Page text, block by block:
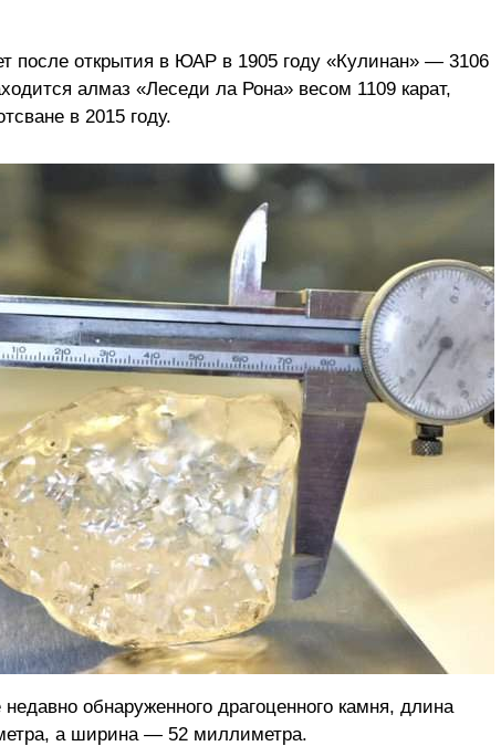
после открытия в ЮАР в 1905 году «Кулинан» — 3106
алмаз «Леседи ла Рона» весом 1109 карат,
в 2015 году.
обнаруженного драгоценного камня, длина
а ширина — 52 миллиметра.